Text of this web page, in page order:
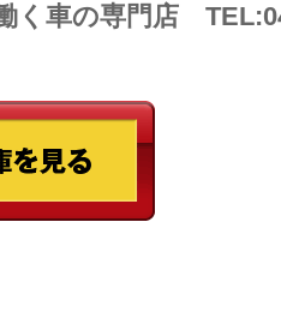
く車の専門店